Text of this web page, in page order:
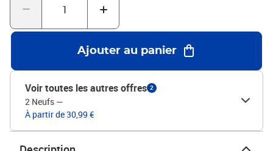
mur ne sont pas incluses. Recherchez et utilisez des vis et des
conseil à un professionnel. Lisez et suivez attentivement chaque
étape de l'instruction.La livraison contient :2 x étagère cube
Ajouter au panier
Voir toutes les autres offres 2
2 Neufs —
À partir de 30,99 €